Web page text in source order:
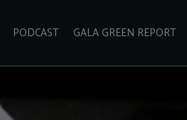
PODCAST GALA GREEN REPORT